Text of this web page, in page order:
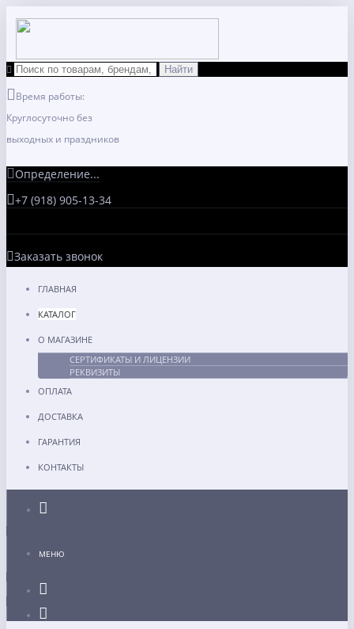
Время работы:
Круглосуточно без
выходных и праздников
Определение...
+7 (918) 905-13-34
Заказать звонок
ГЛАВНАЯ
КАТАЛОГ
О МАГАЗИНЕ
СЕРТИФИКАТЫ И ЛИЦЕНЗИИ
РЕКВИЗИТЫ
ОПЛАТА
ДОСТАВКА
ГАРАНТИЯ
КОНТАКТЫ
МЕНЮ